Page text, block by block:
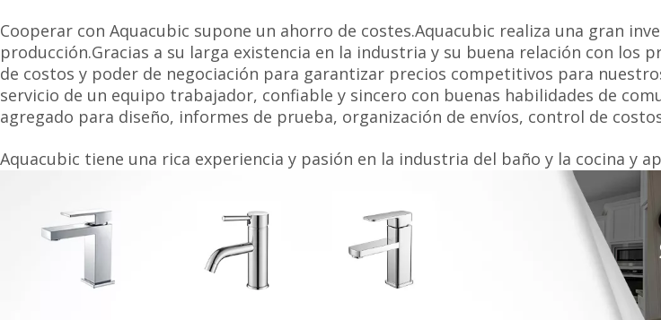
Cooperar con Aquacubic supone un ahorro de costes.Aquacubic realiza una gran
producción.Gracias a su larga existencia en la industria y su buena relación con
de costos y poder de negociación para garantizar precios competitivos para
servicio de un equipo trabajador, confiable y sincero con buenas habilidades de
agregado para diseño, informes de prueba, organización de envíos, control de
Aquacubic tiene una rica experiencia y pasión en la industria del baño y la cocina y